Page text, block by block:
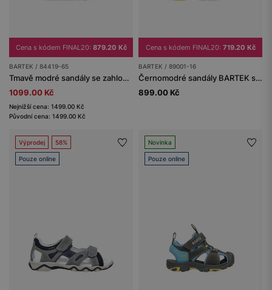
Cena s kódem FINAL20: 879.20 Kč
BARTEK / 84419-65
Tmavě modré sandály se zahloubenou špičkou BARTEK 84419-65
1099.00 Kč
Nejnižší cena: 1499.00 Kč
Původní cena: 1499.00 Kč
Cena s kódem FINAL20: 719.20 Kč
BARTEK / 89001-16
Černomodré sandály BARTEK se žlutými prvky 89001-16
899.00 Kč
Výprodej 58%
Pouze online
Novinka
Pouze online